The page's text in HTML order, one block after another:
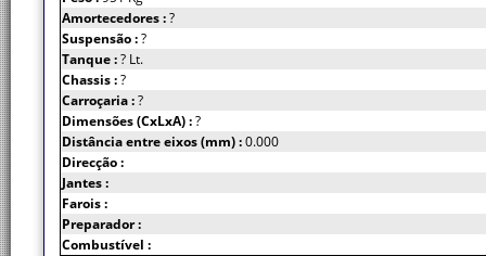
Amortecedores :?
Suspensão :?
Tanque :? Lt.
Chassis :?
Carroçaria :?
Dimensões (CxLxA) :?
Distância entre eixos (mm) :0.000
Direcção :
Jantes :
Farois :
Preparador :
Combustível :